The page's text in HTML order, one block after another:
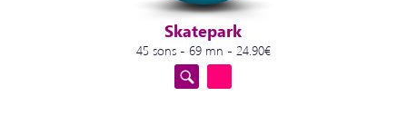
Skatepark
45 sons - 69 mn - 24.90€